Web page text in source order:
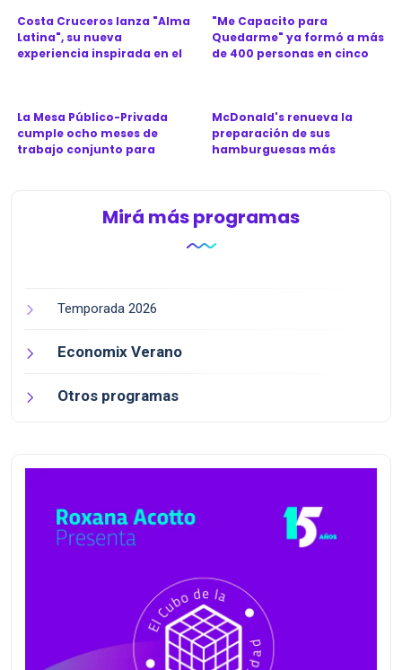
Costa Cruceros lanza "Alma
Latina", su nueva
experiencia inspirada en el
"Me Capacito para
Quedarme" ya formó a más
de 400 personas en cinco
La Mesa Público-Privada
cumple ocho meses de
trabajo conjunto para
McDonald's renueva la
preparación de sus
hamburguesas más
Mirá más programas
Temporada 2026
Economix Verano
Otros programas